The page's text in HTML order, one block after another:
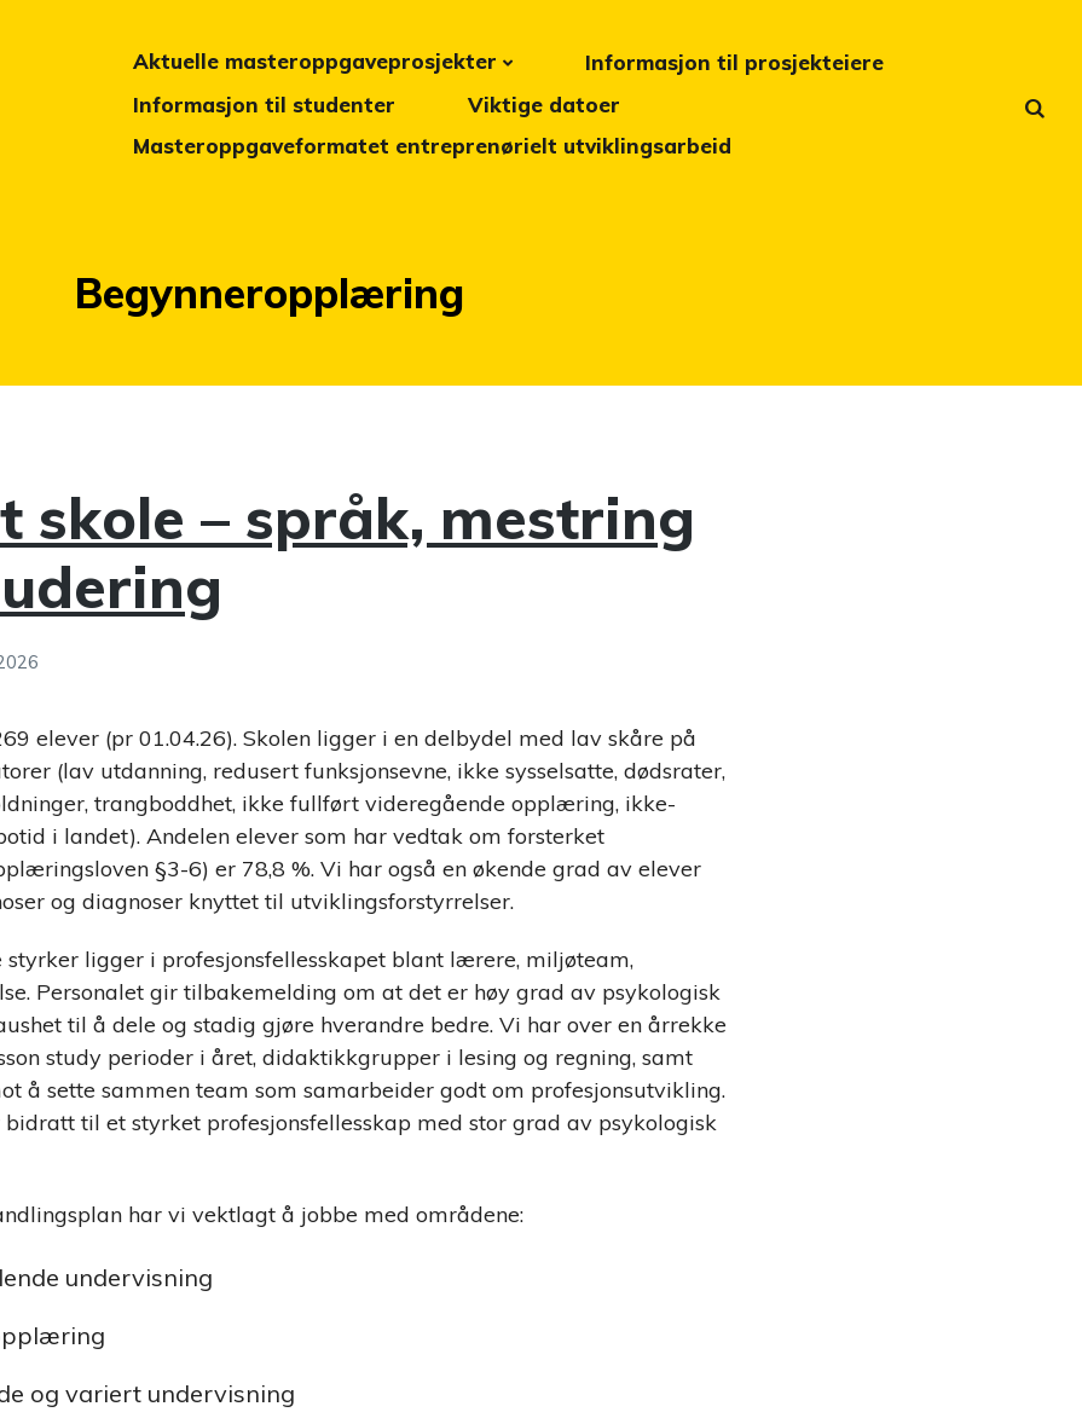
Aktuelle masteroppgaveprosjekter
Informasjon til prosjekteiere
Informasjon til studenter
Viktige datoer
Masteroppgaveformatet entreprenørielt utviklingsarbeid
Kategori:
Begynneropplæring
skole – språk, mestring
elever (pr 01.04.26). Skolen ligger i en delbydel med lav skåre på
(lav utdanning, redusert funksjonsevne, ikke sysselsatte, dødsrater,
trangboddhet, ikke fullført videregående opplæring, ikke-
i landet). Andelen elever som har vedtak om forsterket
§3-6) er 78,8 %. Vi har også en økende grad av elever
og diagnoser knyttet til utviklingsforstyrrelser.
styrker ligger i profesjonsfellesskapet blant lærere, miljøteam,
Personalet gir tilbakemelding om at det er høy grad av psykologisk
til å dele og stadig gjøre hverandre bedre. Vi har over en årrekke
study perioder i året, didaktikkgrupper i lesing og regning, samt
å sette sammen team som samarbeider godt om profesjonsutvikling.
til et styrket profesjonsfellesskap med stor grad av psykologisk
har vi vektlagt å jobbe med områdene:
undervisning
og variert undervisning